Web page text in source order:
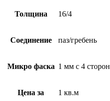
Толщина 16/4
Соединение паз/гребень
Микро фаска 1 мм с 4 сторон
Цена за 1 кв.м